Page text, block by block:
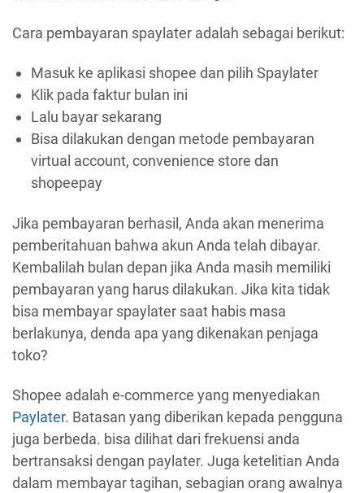
Cara pembayaran spaylater adalah sebagai berikut:
Masuk ke aplikasi shopee dan pilih Spaylater
Klik pada faktur bulan ini
Lalu bayar sekarang
Bisa dilakukan dengan metode pembayaran
virtual account, convenience store dan
shopeepay
Jika pembayaran berhasil, Anda akan menerima
pemberitahuan bahwa akun Anda telah dibayar.
Kembalilah bulan depan jika Anda masih memiliki
pembayaran yang harus dilakukan. Jika kita tidak
bisa membayar spaylater saat habis masa
berlakunya, denda apa yang dikenakan penjaga
toko?
Shopee adalah e-commerce yang menyediakan
Paylater. Batasan yang diberikan kepada pengguna
juga berbeda. bisa dilihat dari frekuensi anda
bertransaksi dengan paylater. Juga ketelitian Anda
dalam membayar tagihan, sebagian orang awalnya